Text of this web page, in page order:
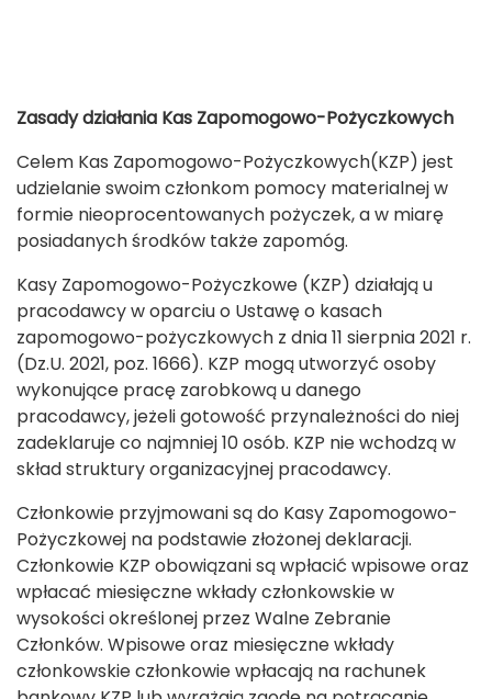
Zasady działania Kas Zapomogowo-Pożyczkowych
Celem Kas Zapomogowo-Pożyczkowych(KZP) jest
udzielanie swoim członkom pomocy materialnej w
formie nieoprocentowanych pożyczek, a w miarę
posiadanych środków także zapomóg.
Kasy Zapomogowo-Pożyczkowe (KZP) działają u
pracodawcy w oparciu o Ustawę o kasach
zapomogowo-pożyczkowych z dnia 11 sierpnia 2021 r.
(Dz.U. 2021, poz. 1666). KZP mogą utworzyć osoby
wykonujące pracę zarobkową u danego
pracodawcy, jeżeli gotowość przynależności do niej
zadeklaruje co najmniej 10 osób. KZP nie wchodzą w
skład struktury organizacyjnej pracodawcy.
Członkowie przyjmowani są do Kasy Zapomogowo-
Pożyczkowej na podstawie złożonej deklaracji.
Członkowie KZP obowiązani są wpłacić wpisowe oraz
wpłacać miesięczne wkłady członkowskie w
wysokości określonej przez Walne Zebranie
Członków. Wpisowe oraz miesięczne wkłady
członkowskie członkowie wpłacają na rachunek